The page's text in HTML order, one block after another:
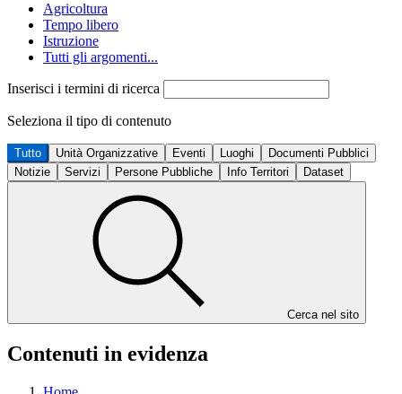
Agricoltura
Tempo libero
Istruzione
Tutti gli argomenti...
Inserisci i termini di ricerca
Seleziona il tipo di contenuto
Tutto Unità Organizzative Eventi Luoghi
Documenti Pubblici
Notizie
Servizi Persone Pubbliche Info Territori Dataset
Cerca nel sito
Contenuti in evidenza